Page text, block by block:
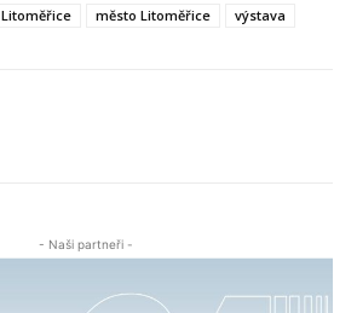
Litoměřice město Litoměřice výstava
- Naši partneři -